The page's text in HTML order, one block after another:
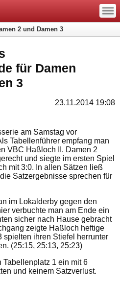
—
—
—
2 und Damen 3
für Damen
3
23.11.2014 19:08
am Samstag vor
Tabellenführer empfang man
VBC Haßloch II. Damen 2
und siegte im ersten Spiel
mit 3:0. In allen Sätzen ließ
Satzergebnisse sprechen für
im Lokalderby gegen den
verbuchte man am Ende ein
sicher nach Hause gebracht
zeigte Haßloch heftige
spielten ihren Stiefel herrunter
(25:15, 25:13, 25:23)
Tabellenplatz 1 ein mit 6
und keinem Satzverlust.